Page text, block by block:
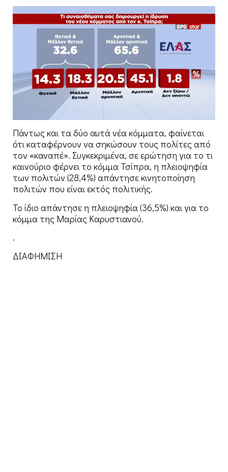
Πάντως και τα δύο αυτά νέα κόμματα, φαίνεται
ότι καταφέρνουν να σηκώσουν τους πολίτες από
τον «καναπέ». Συγκεκριμένα, σε ερώτηση για το τι
καινούριο φέρνει το κόμμα Τσίπρα, η πλειοψηφία
των πολιτών (28,4%) απάντησε κινητοποίηση
πολιτών που είναι εκτός πολιτικής.
Το ίδιο απάντησε η πλειοψηφία (36,5%) και για το
κόμμα της Μαρίας Καρυστιανού.
.
ΔΙΑΦΗΜΙΣΗ